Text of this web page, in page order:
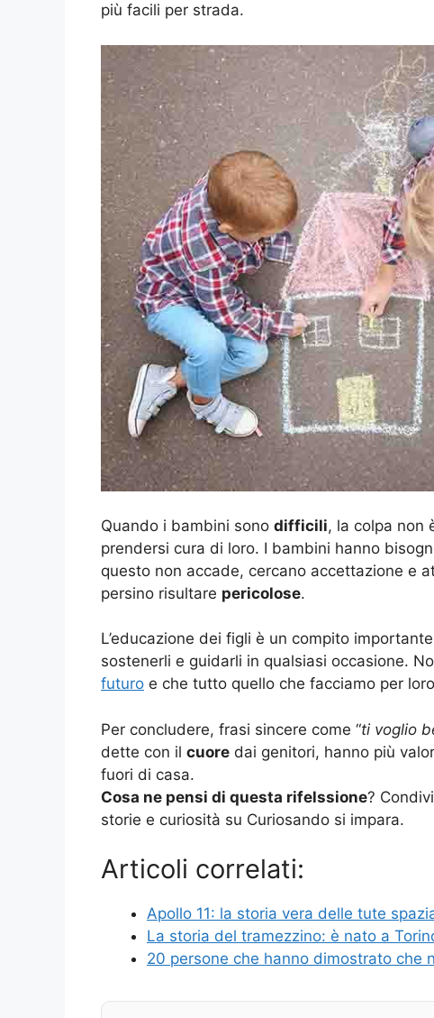
più facili per strada.
Quando i bambini sono difficili, la colpa non
prendersi cura di loro. I bambini hanno
questo non accade, cercano accettazione e
persino risultare pericolose.
L’educazione dei figli è un compito
sostenerli e guidarli in qualsiasi occasione.
futuro e che tutto quello che facciamo per
Per concludere, frasi sincere come “ti voglio
dette con il cuore dai genitori, hanno più
fuori di casa.
Cosa ne pensi di questa rifelssione?
storie e curiosità su Curiosando si impara.
Articoli correlati:
Apollo 11: la storia vera delle tute
La storia del tramezzino: è nato a
20 persone che hanno dimostrato che